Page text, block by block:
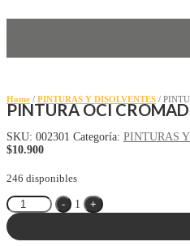
Home / PINTURAS Y DISOLVENTES /
PINTURA OCI
SKU: 002301 Categoría: PINTURAS
$10.900
246 disponibles
Quantity
- 1
+